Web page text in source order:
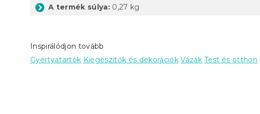
A termék súlya: 0,27 kg
Inspirálódjon tovább
Gyertyatartók Kiegészítők és dekorációk Vázák Test és otthon